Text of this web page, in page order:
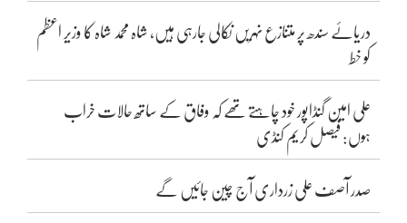
دریائے سندھ پر متنازع نہریں نکالی جارہی ہیں، شاہ محمد شاہ کا وزیر اعظم
کو خط
علی امین گنڈاپور خود چاہتے تھے کہ وفاق کے ساتھ حالات خراب
ہوں: فیصل کریم کنڈی
صدر آصف علی زرداری آج چین جائیں گے